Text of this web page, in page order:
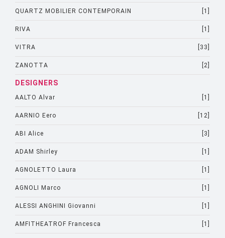
QUARTZ MOBILIER CONTEMPORAIN [1]
RIVA [1]
VITRA [33]
ZANOTTA [2]
DESIGNERS
AALTO Alvar [1]
AARNIO Eero [12]
ABI Alice [3]
ADAM Shirley [1]
AGNOLETTO Laura [1]
AGNOLI Marco [1]
ALESSI ANGHINI Giovanni [1]
AMFITHEATROF Francesca [1]